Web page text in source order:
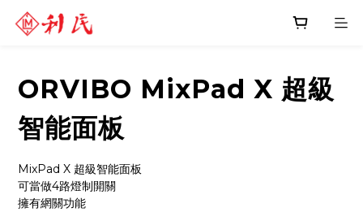
ORVIBO MixPad X 超級
智能面板
MixPad X 超級智能面板
可當做4路燈制開關
擁有網關功能